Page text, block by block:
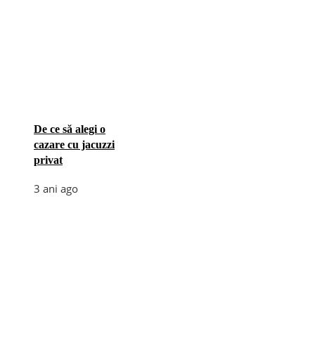
De ce să alegi o
cazare cu jacuzzi
privat
3 ani ago